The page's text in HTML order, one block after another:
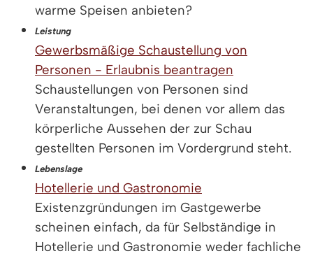
warme Speisen anbieten?
Leistung
Gewerbsmäßige Schaustellung von
Personen - Erlaubnis beantragen
Schaustellungen von Personen sind
Veranstaltungen, bei denen vor allem das
körperliche Aussehen der zur Schau
gestellten Personen im Vordergrund steht.
Lebenslage
Hotellerie und Gastronomie
Existenzgründungen im Gastgewerbe
scheinen einfach, da für Selbständige in
Hotellerie und Gastronomie weder fachliche